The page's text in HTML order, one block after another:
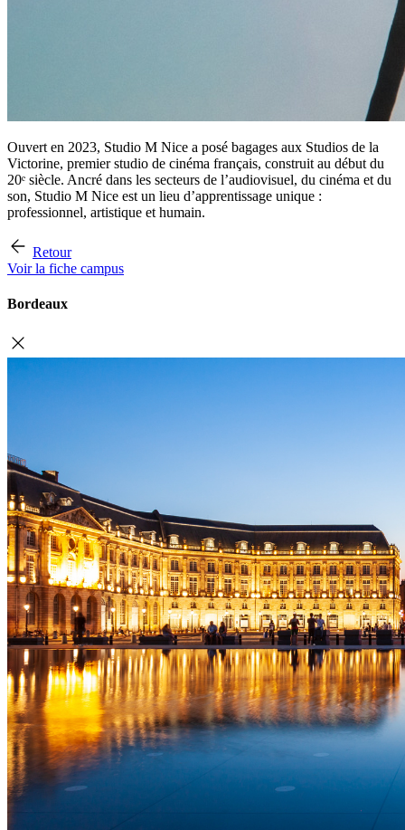
Ouvert en 2023, Studio M Nice a posé bagages aux Studios de la
Victorine, premier studio de cinéma français, construit au début du
20ᵉ siècle. Ancré dans les secteurs de l’audiovisuel, du cinéma et du
son, Studio M Nice est un lieu d’apprentissage unique :
professionnel, artistique et humain.
Retour
Voir la fiche campus
Bordeaux